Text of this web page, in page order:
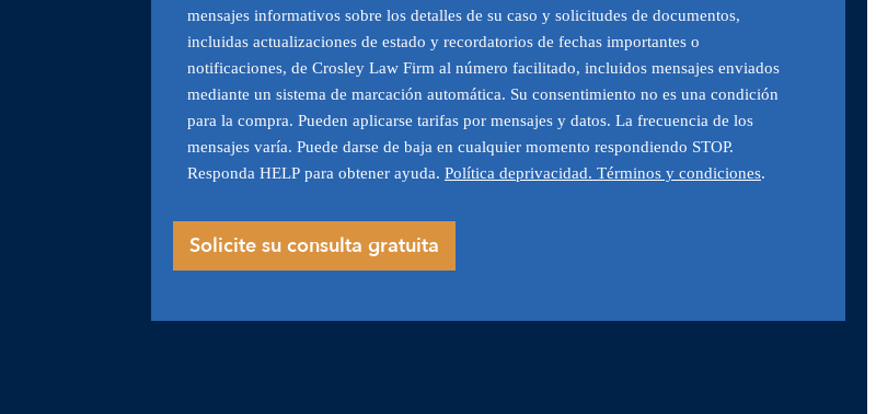
mensajes informativos sobre los detalles de su caso y solicitudes de documentos,
incluidas actualizaciones de estado y recordatorios de fechas importantes o
notificaciones, de Crosley Law Firm al número facilitado, incluidos mensajes enviados
mediante un sistema de marcación automática. Su consentimiento no es una condición
para la compra. Pueden aplicarse tarifas por mensajes y datos. La frecuencia de los
mensajes varía. Puede darse de baja en cualquier momento respondiendo STOP.
Responda HELP para obtener ayuda. Política deprivacidad. Términos y condiciones.